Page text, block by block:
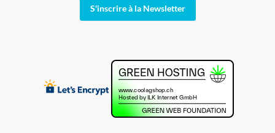
S'inscrire à la Newsletter